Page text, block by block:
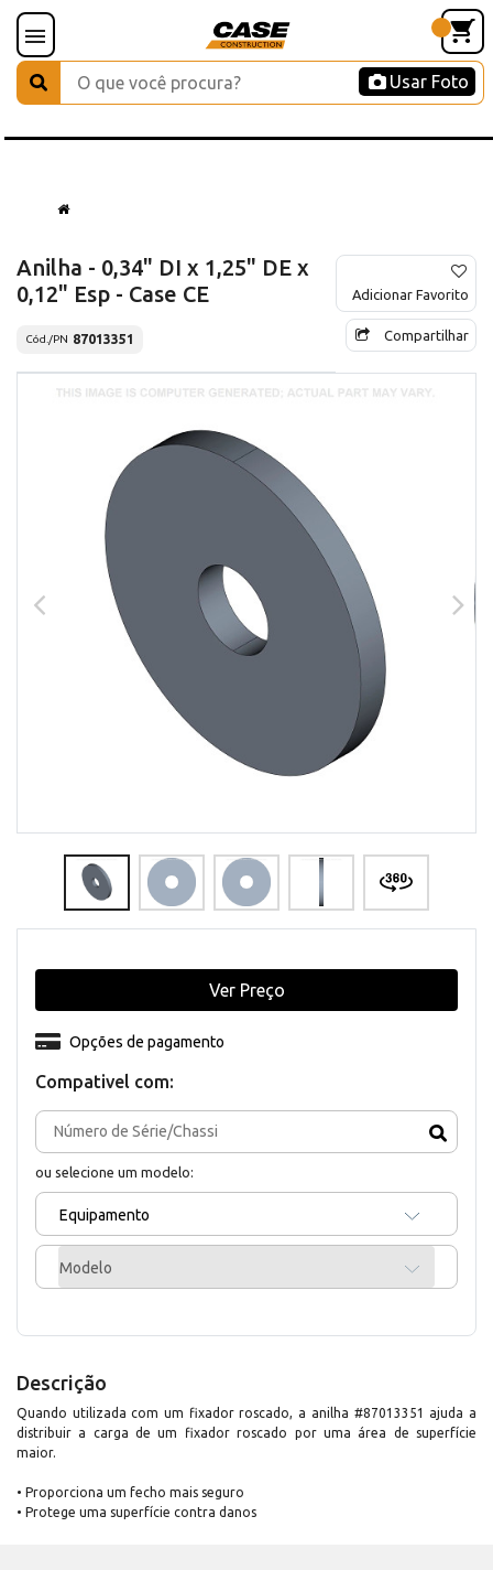
Usar Foto
Anilha - 0,34" DI x 1,25" DE x
0,12" Esp - Case CE
Cód./PN 87013351
Adicionar Favorito
Compartilhar
Compativel com:
ou selecione um modelo:
Equipamento
Modelo
Opções de pagamento
Ver Preço
Descrição
Quando utilizada com um fixador roscado, a anilha #87013351 ajuda a
distribuir a carga de um fixador roscado por uma área de superfície
maior.
• Proporciona um fecho mais seguro
• Protege uma superfície contra danos